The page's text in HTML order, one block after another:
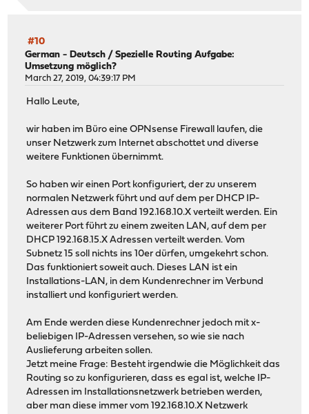
#10
German - Deutsch /Spezielle Routing Aufgabe:
Umsetzung möglich?
March 27, 2019, 04:39:17 PM
Hallo Leute,
wir haben im Büro eine OPNsense Firewall laufen, die
unser Netzwerk zum Internet abschottet und diverse
weitere Funktionen übernimmt.
So haben wir einen Port konfiguriert, der zu unserem
normalen Netzwerk führt und auf dem per DHCP IP-
Adressen aus dem Band 192.168.10.X verteilt werden. Ein
weiterer Port führt zu einem zweiten LAN, auf dem per
DHCP 192.168.15.X Adressen verteilt werden. Vom
Subnetz 15 soll nichts ins 10er dürfen, umgekehrt schon.
Das funktioniert soweit auch. Dieses LAN ist ein
Installations-LAN, in dem Kundenrechner im Verbund
installiert und konfiguriert werden.
Am Ende werden diese Kundenrechner jedoch mit x-
beliebigen IP-Adressen versehen, so wie sie nach
Auslieferung arbeiten sollen.
Jetzt meine Frage: Besteht irgendwie die Möglichkeit das
Routing so zu konfigurieren, dass es egal ist, welche IP-
Adressen im Installationsnetzwerk betrieben werden,
aber man diese immer vom 192.168.10.X Netzwerk